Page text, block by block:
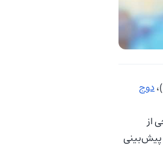
دوج
از
پیش‌بینی